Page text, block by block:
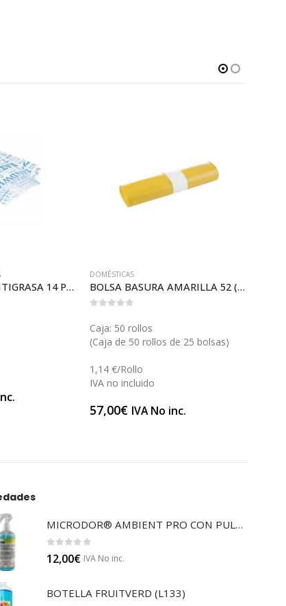
BOLSA PAPEL ANTIGRASA 14 PAROLE (BPP17)
DOMÉSTICAS
BOLSA BASURA AMARILLA 52 (B002A)
Caja: 50 rollos
(Caja de 50 rollos de 25 bolsas)
1,14 €/Rollo
IVA no incluido
57,00€ IVA No inc.
MICRODOR® AMBIENT PRO CON PULVERIZADOR (LB08)
0 out of 5
12,00€ IVA No inc.
BOTELLA FRUITVERD (L133)